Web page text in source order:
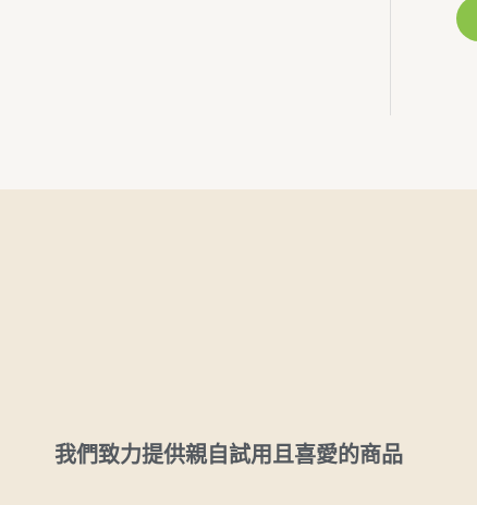
滿
分
5
我們致力提供親自試用且喜愛的商品